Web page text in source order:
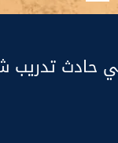
حادث تدريب